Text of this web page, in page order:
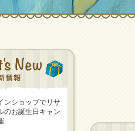
ンショップでリサ
のお誕生日キャン